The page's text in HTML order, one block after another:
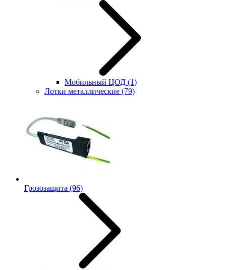
Мобильный ЦОД (1)
Лотки металлические (79)
Грозозащита (96)